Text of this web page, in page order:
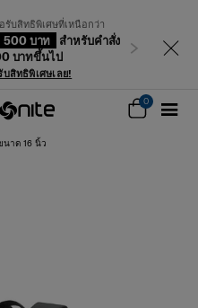
รับสิทธิพิเศษที่เหนือกว่า
500 บาท
สำหรับคำสั่ง
บาทขึ้นไป
สิทธิพิเศษเลย!
ถัดไป
0
นาด 16 นิ้ว